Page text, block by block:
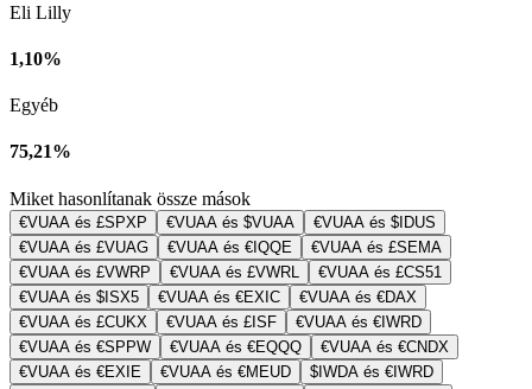
Eli Lilly
1,10%
Egyéb
75,21%
Miket hasonlítanak össze mások
€VUAA és £SPXP €VUAA és $VUAA
€VUAA és $IDUS
€VUAA és £VUAG
€VUAA és €IQQE
€VUAA és £SEMA
€VUAA és £VWRP
€VUAA és £VWRL
€VUAA és £CS51
€VUAA és $ISX5
€VUAA és €EXIC
€VUAA és €DAX
€VUAA és £CUKX
€VUAA és £ISF
€VUAA és €IWRD
€VUAA és €SPPW
€VUAA és €EQQQ
€VUAA és €CNDX
€VUAA és €EXIE
€VUAA és €MEUD
$IWDA és €IWRD